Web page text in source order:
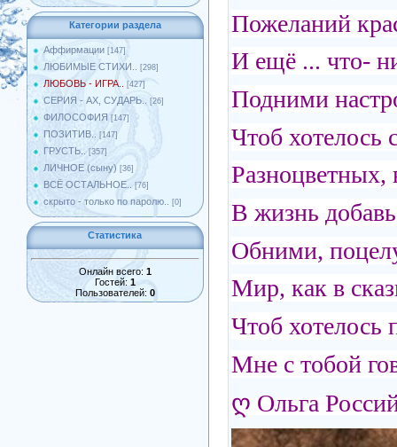
Категории раздела
Аффирмации [147]
ЛЮБИМЫЕ СТИХИ.. [298]
ЛЮБОВЬ - ИГРА.. [427]
СЕРИЯ - АХ, СУДАРЬ.. [26]
ФИЛОСОФИЯ [147]
ПОЗИТИВ.. [147]
ГРУСТЬ.. [357]
ЛИЧНОЕ (сыну) [36]
ВСЁ ОСТАЛЬНОЕ.. [76]
скрыто - только по паролю.. [0]
Статистика
Онлайн всего: 1
Гостей: 1
Пользователей: 0
Пожеланий
И ещё ... что-
Подними
Чтоб
В жизнь
Обними,
Мир, как в
Чтоб хотелось
Мне с тобой
ღ Ольга